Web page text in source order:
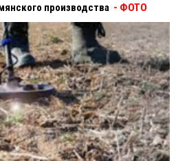
производства - ФОТО